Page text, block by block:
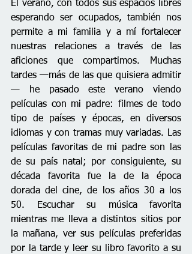
El verano, con todos sus espacios libres
esperando ser ocupados, también nos
permite a mi familia y a mí fortalecer
nuestras relaciones a través de las
aficiones que compartimos. Muchas
tardes —más de las que quisiera admitir
— he pasado este verano viendo
películas con mi padre: filmes de todo
tipo de países y épocas, en diversos
idiomas y con tramas muy variadas. Las
películas favoritas de mi padre son las
de su país natal; por consiguiente, su
década favorita fue la de la época
dorada del cine, de los años 30 a los
50. Escuchar su música favorita
mientras me lleva a distintos sitios por
la mañana, ver sus películas preferidas
por la tarde y leer su libro favorito a su